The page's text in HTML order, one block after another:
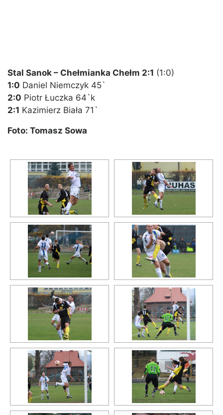
Stal Sanok – Chełmianka Chełm 2:1 (1:0)
1:0 Daniel Niemczyk 45`
2:0 Piotr Łuczka 64`k
2:1 Kazimierz Biała 71`
Foto: Tomasz Sowa